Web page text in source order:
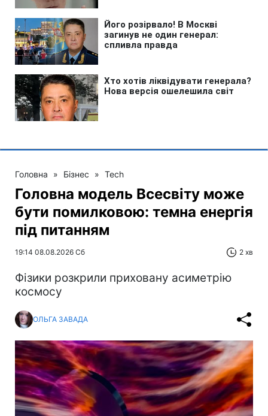
Головна » Бізнес » Tech
Головна модель Всесвіту може
бути помилковою: темна енергія
під питанням
19:14 08.08.2026 Сб 2 хв
Фізики розкрили приховану асиметрію
космосу
ОЛЬГА ЗАВАДА